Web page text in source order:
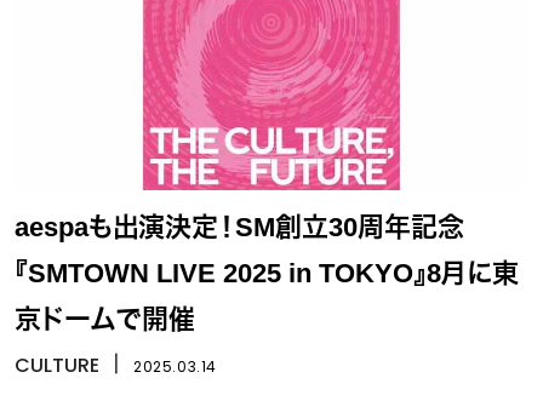
aespaも出演決定！SM創立30周年記念
『SMTOWN LIVE 2025 in TOKYO』8月に東
京ドームで開催
CULTURE 2025.03.14